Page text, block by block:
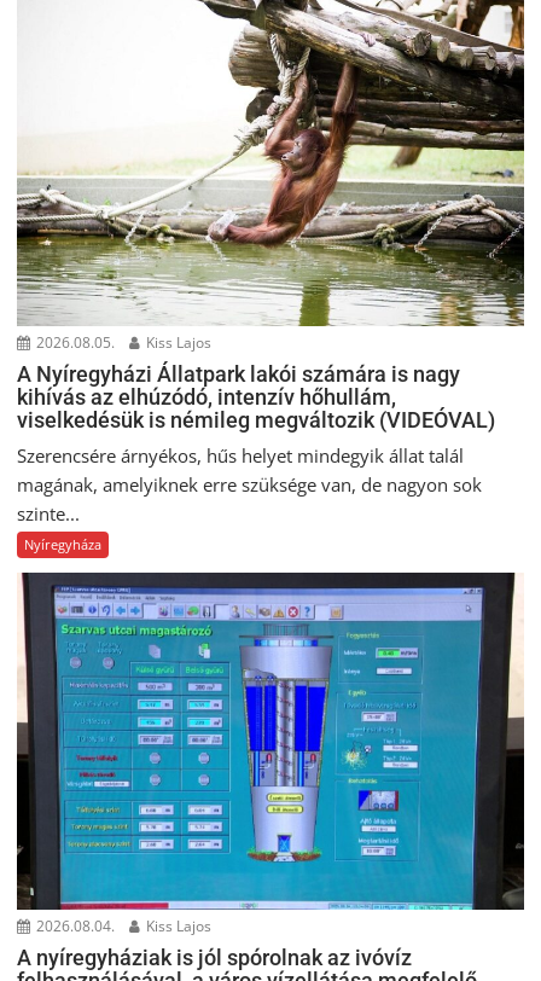
2026.08.05. Kiss Lajos
A Nyíregyházi Állatpark lakói számára is nagy
kihívás az elhúzódó, intenzív hőhullám,
viselkedésük is némileg megváltozik (VIDEÓVAL)
Szerencsére árnyékos, hűs helyet mindegyik állat talál
magának, amelyiknek erre szüksége van, de nagyon sok
szinte...
Nyíregyháza
2026.08.04. Kiss Lajos
A nyíregyháziak is jól spórolnak az ivóvíz